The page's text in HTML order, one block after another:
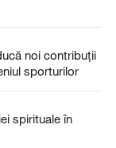
noi contribuții
sporturilor
spirituale în